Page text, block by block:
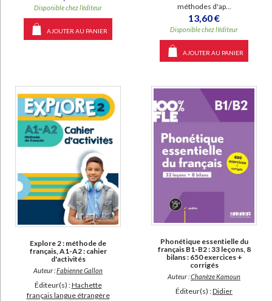
Disponible chez l'éditeur
AJOUTER AU PANIER
méthodes d'ap...
13,60 €
Disponible chez l'éditeur
AJOUTER AU PANIER
Explore 2 : méthode de
français, A1-A2 : cahier
d'activités
Auteur :Fabienne Gallon
Éditeur(s) :Hachette
français langue étrangère
Phonétique essentielle du
français B1-B2 : 33 leçons, 8
bilans : 650 exercices +
corrigés
Auteur :Chanèze Kamoun
Éditeur(s) :Didier